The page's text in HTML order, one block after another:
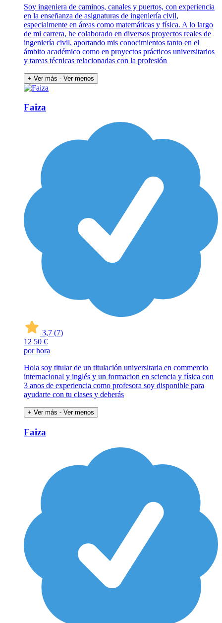
Soy ingeniera de caminos, canales y puertos, con experiencia
en la enseñanza de asignaturas de ingeniería civil,
especialmente en áreas como matemáticas y física. A lo largo
de mi carrera, he colaborado en diversos proyectos reales de
ingeniería civil, aportando mis conocimientos tanto en el
ámbito académico como en proyectos prácticos universitarios
y tareas técnicas relacionadas con la profesión
+ Ver más - Ver menos
Faiza
3,7 (7)
12 50 €
por hora
Hola soy titular de un titulación universitaria en commercio
internacional y inglés y un formacion en sciencia y física con
3 anos de experiencia como profesora soy disponible para
ayudarte con tu clases y deberás
+ Ver más - Ver menos
Faiza